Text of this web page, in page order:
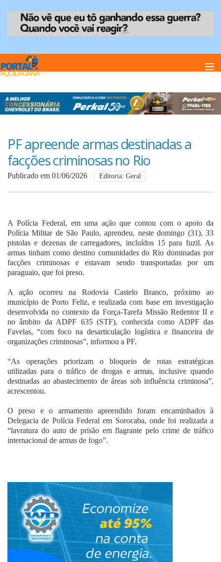
Home
Anuncie
Anuncie
Fale Conosco
PF apreende armas destinadas a
facções criminosas no Rio
Publicado em 01/06/2026 Editoria: Geral
A Polícia Federal, em uma ação que contou com o apoio da
Polícia Militar de São Paulo, aprendeu, neste domingo (31), 33
pistolas e dezenas de carregadores, incluídos 15 para fuzil. As
armas tinham como destino comunidades do Rio dominadas por
facções criminosas e estavam sendo transportadas por um
paraguaio, que foi preso.
A ação ocorreu na Rodovia Castelo Branco, próximo ao
município de Porto Feliz, e realizada com base em investigação
desenvolvida no contexto da Força-Tarefa Missão Redentor II e
no âmbito da ADPF 635 (STF), conhecida como ADPF das
Favelas, “com foco na desarticulação logística e financeira de
organizações criminosas”, informou a PF.
“As operações priorizam o bloqueio de rotas estratégicas
utilizadas para o tráfico de drogas e armas, inclusive quando
destinadas ao abastecimento de áreas sob influência criminosa”,
acrescentou.
O preso e o armamento apreendido foram encaminhados à
Delegacia de Polícia Federal em Sorocaba, onde foi realizada a
“lavratura do auto de prisão em flagrante pelo crime de tráfico
internacional de armas de fogo”.